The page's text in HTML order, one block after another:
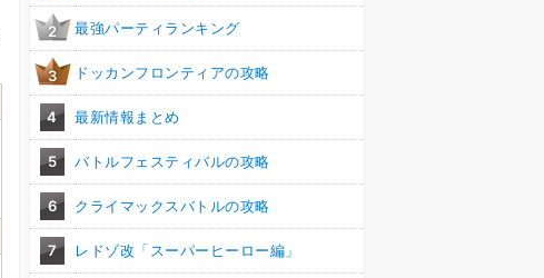
2 最強パーティランキング
3 ドッカンフロンティアの攻略
4 最新情報まとめ
5 バトルフェスティバルの攻略
6 クライマックスバトルの攻略
7 レドゾ改「スーパーヒーロー編」